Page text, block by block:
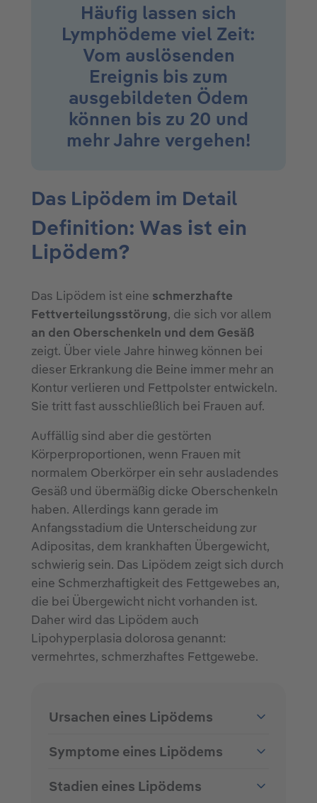
Häufig lassen sich
Lymphödeme viel Zeit:
Vom auslösenden
Ereignis bis zum
ausgebildeten Ödem
können bis zu 20 und
mehr Jahre vergehen!
Das Lipödem im Detail
Definition: Was ist ein
Lipödem?
Das Lipödem ist eine schmerzhafte
Fettverteilungsstörung, die sich vor allem
an den Oberschenkeln und dem Gesäß
zeigt. Über viele Jahre hinweg können bei
dieser Erkrankung die Beine immer mehr an
Kontur verlieren und Fettpolster entwickeln.
Sie tritt fast ausschließlich bei Frauen auf.
Auffällig sind aber die gestörten
Körperproportionen, wenn Frauen mit
normalem Oberkörper ein sehr ausladendes
Gesäß und übermäßig dicke Oberschenkeln
haben. Allerdings kann gerade im
Anfangsstadium die Unterscheidung zur
Adipositas, dem krankhaften Übergewicht,
schwierig sein. Das Lipödem zeigt sich durch
eine Schmerzhaftigkeit des Fettgewebes an,
die bei Übergewicht nicht vorhanden ist.
Daher wird das Lipödem auch
Lipohyperplasia dolorosa genannt:
vermehrtes, schmerzhaftes Fettgewebe.
Ursachen eines Lipödems
Symptome eines Lipödems
Stadien eines Lipödems